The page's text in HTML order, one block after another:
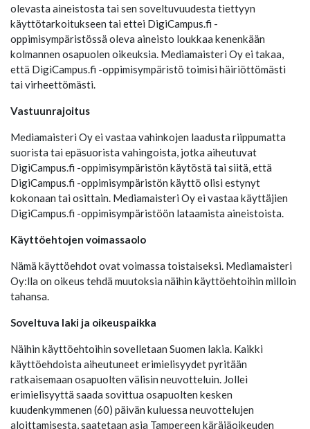
olevasta aineistosta tai sen soveltuvuudesta tiettyyn
käyttötarkoitukseen tai ettei DigiCampus.fi -
oppimisympäristössä oleva aineisto loukkaa kenenkään
kolmannen osapuolen oikeuksia. Mediamaisteri Oy ei takaa,
että DigiCampus.fi -oppimisympäristö toimisi häiriöttömästi
tai virheettömästi.
Vastuunrajoitus
Mediamaisteri Oy ei vastaa vahinkojen laadusta riippumatta
suorista tai epäsuorista vahingoista, jotka aiheutuvat
DigiCampus.fi -oppimisympäristön käytöstä tai siitä, että
DigiCampus.fi -oppimisympäristön käyttö olisi estynyt
kokonaan tai osittain. Mediamaisteri Oy ei vastaa käyttäjien
DigiCampus.fi -oppimisympäristöön lataamista aineistoista.
Käyttöehtojen voimassaolo
Nämä käyttöehdot ovat voimassa toistaiseksi. Mediamaisteri
Oy:lla on oikeus tehdä muutoksia näihin käyttöehtoihin milloin
tahansa.
Soveltuva laki ja oikeuspaikka
Näihin käyttöehtoihin sovelletaan Suomen lakia. Kaikki
käyttöehdoista aiheutuneet erimielisyydet pyritään
ratkaisemaan osapuolten välisin neuvotteluin. Jollei
erimielisyyttä saada sovittua osapuolten kesken
kuudenkymmenen (60) päivän kuluessa neuvottelujen
aloittamisesta, saatetaan asia Tampereen käräjäoikeuden